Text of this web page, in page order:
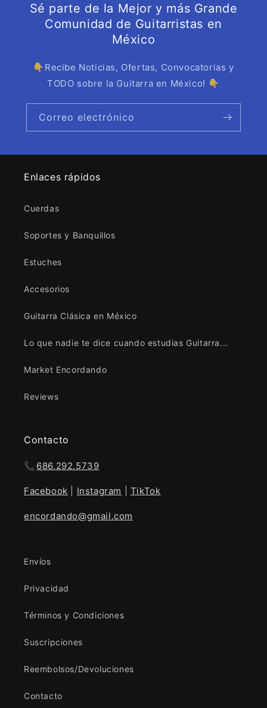
Sé parte de la Mejor y más Grande
Comunidad de Guitarristas en
México
👇Recibe Noticias, Ofertas, Convocatorias y
TODO sobre la Guitarra en México! 👇
Correo electrónico
Enlaces rápidos
Cuerdas
Soportes y Banquillos
Estuches
Accesorios
Guitarra Clásica en México
Lo que nadie te dice cuando estudias Guitarra...
Market Encordando
Reviews
Contacto
📞 686.292.5739
Facebook Instagram TikTok
encordando@gmail.com
Envíos
Privacidad
Términos y Condiciones
Suscripciones
Reembolsos/Devoluciones
Contacto